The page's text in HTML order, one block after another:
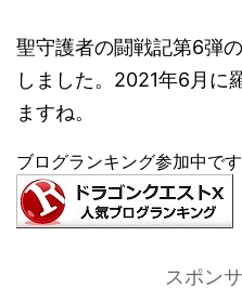
聖守護者の闘戦記第6弾
しました。2021年6月に
ますね。
ブログランキング参加中です
スポン